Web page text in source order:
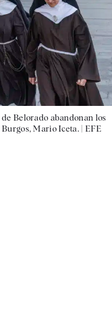
Belorado abandonan los
Mario Iceta. | EFE